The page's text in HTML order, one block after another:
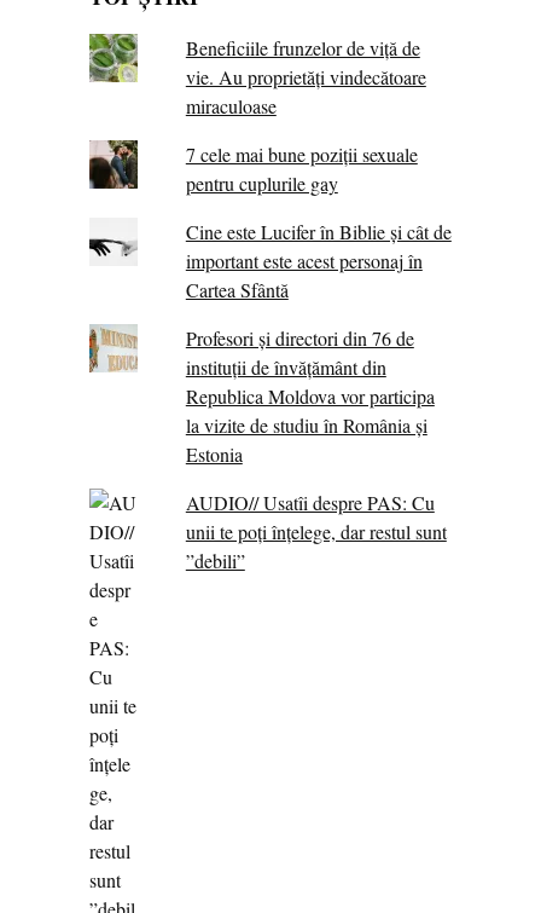
Beneficiile frunzelor de viță de
vie. Au proprietăţi vindecătoare
miraculoase
7 cele mai bune poziții sexuale
pentru cuplurile gay
Cine este Lucifer în Biblie și cât de
important este acest personaj în
Cartea Sfântă
Profesori și directori din 76 de
instituții de învățământ din
Republica Moldova vor participa
la vizite de studiu în România și
Estonia
AUDIO// Usatîi despre PAS: Cu
unii te poți înțelege, dar restul sunt
”debili”